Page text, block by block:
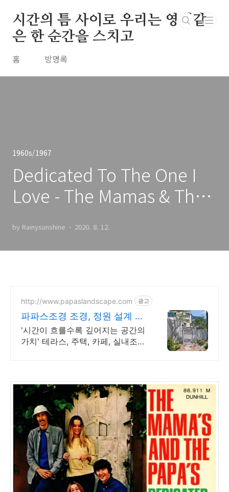
시간의 틈 사이로 우리는 영원같
은 한 순간을 스치고
홈 방명록
1960s/1967
Dedicated To The One I
Love - The Mamas & The
by Rainysunshine 2020. 8. 12.
http://www.papaslandscape.com 광고
파파스조경 조경, 정원 설계 시
공
'시간이 흐를수록 깊어지는 공간의
가치' 테라스, 주택, 카페, 실내조경